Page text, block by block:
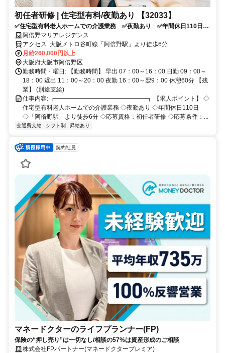
初任者研修 | 住宅型有料/夜勤あり 【32033】
✅住宅型有料老人ホームでの介護業務 ✅夜勤あり ✅年間休日110日
✅「阿倍野駅」より徒歩6分 ✅応募資格：初任者研修 ✅応募条件：介
護系資格をお持ちの方
阿倍野マリアレジデンス
アクセス: 大阪メトロ谷町線「阿倍野駅」より徒歩6分
月給260,000円以上
大阪府大阪市阿倍野区
勤務時間・曜日: 【勤務時間】 早出 07：00～16：00 日勤 09：00～
18：00 遅出 11：00～20：00 夜勤 16：00～翌9：00 休憩60分 【残
業】 (別途支給)
仕事内容: ┏━━━━━━━━━━━━━━━┓ 【求人ポイント】 ◇
住宅型有料老人ホームでの介護業務 ◇夜勤あり ◇年間休日110日
◇「阿倍野駅」より徒歩6分 ◇応募資格：初任者研修 ◇応募条件：...
交通費支給 シフト制 昇給あり
契約社員
マネードクターのライフプランナー(FP)
保険の“押し売り”は一切なし/相談の57%は資産形成のご相談
株式会社FPパートナー(マネードクタープレミア)